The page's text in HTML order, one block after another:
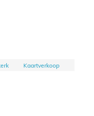
Kaartverkoop